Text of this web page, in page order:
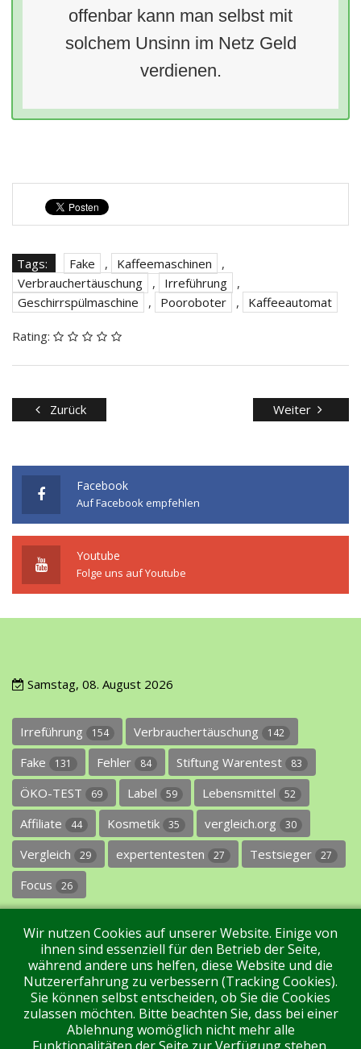
offenbar kann man selbst mit
solchem Unsinn im Netz Geld
verdienen.
Tags: Fake , Kaffeemaschinen
,
Verbrauchertäuschung
, Irreführung
,
Geschirrspülmaschine
, Pooroboter , Kaffeeautomat
Rating:
Zurück Weiter
Facebook
Auf Facebook empfehlen
Youtube
Folge uns auf Youtube
Samstag, 08. August 2026
Irreführung 154 Verbrauchertäuschung 142
Fake 131 Fehler 84 Stiftung Warentest 83
ÖKO-TEST 69 Label 59 Lebensmittel 52
Affiliate 44 Kosmetik 35 vergleich.org 30
Vergleich 29 expertentesten 27 Testsieger 27
Focus 26
Impressum Datenschutz Über uns Kontakt
Wir nutzen Cookies auf unserer Website. Einige von
ihnen sind essenziell für den Betrieb der Seite,
während andere uns helfen, diese Website und die
Nutzererfahrung zu verbessern (Tracking Cookies).
Sie können selbst entscheiden, ob Sie die Cookies
zulassen möchten. Bitte beachten Sie, dass bei einer
Ablehnung womöglich nicht mehr alle